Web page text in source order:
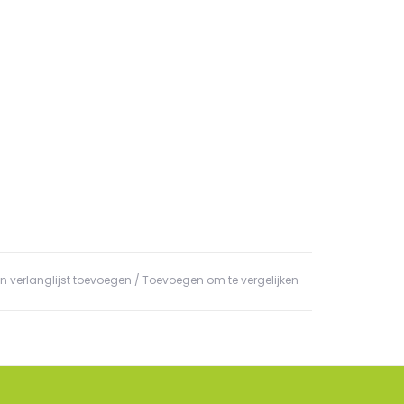
verlanglijst toevoegen / Toevoegen om te vergelijken